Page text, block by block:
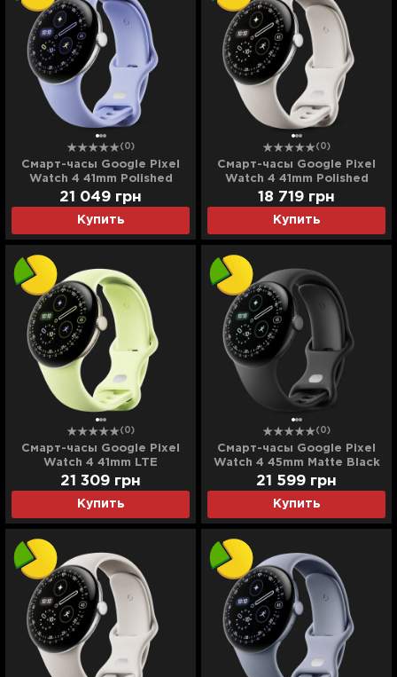
(0)
Смарт-часы Google Pixel
Watch 4 41mm Polished
Silver Aluminum Case / Iris
Active Band (Ultra)
Купить
21 049 грн
(0)
Смарт-часы Google Pixel
Watch 4 41mm Polished
Silver Aluminum Case /
Porcelain Active Band
(Ultra)
Купить
18 719 грн
(0)
Смарт-часы Google Pixel
Watch 4 41mm LTE
Champagne Gold Aluminum
Case / Lemongrass Active
Band (Ultra)
Купить
21 309 грн
(0)
Смарт-часы Google Pixel
Watch 4 45mm Matte Black
Aluminum Case / Obsidian
Active Band (Ultra)
Купить
21 599 грн